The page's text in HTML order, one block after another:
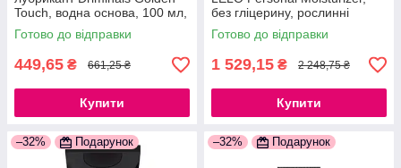
Touch, водна основа, 100 мл,
гіалуронова кислота
Готово до відправки
449,65 ₴ 661,25 ₴
Купити
без гліцерину, рослинні
екстракти, 150 мл
Готово до відправки
1 529,15 ₴ 2 248,75 ₴
Купити
–32% Подарунок –32% Подарунок